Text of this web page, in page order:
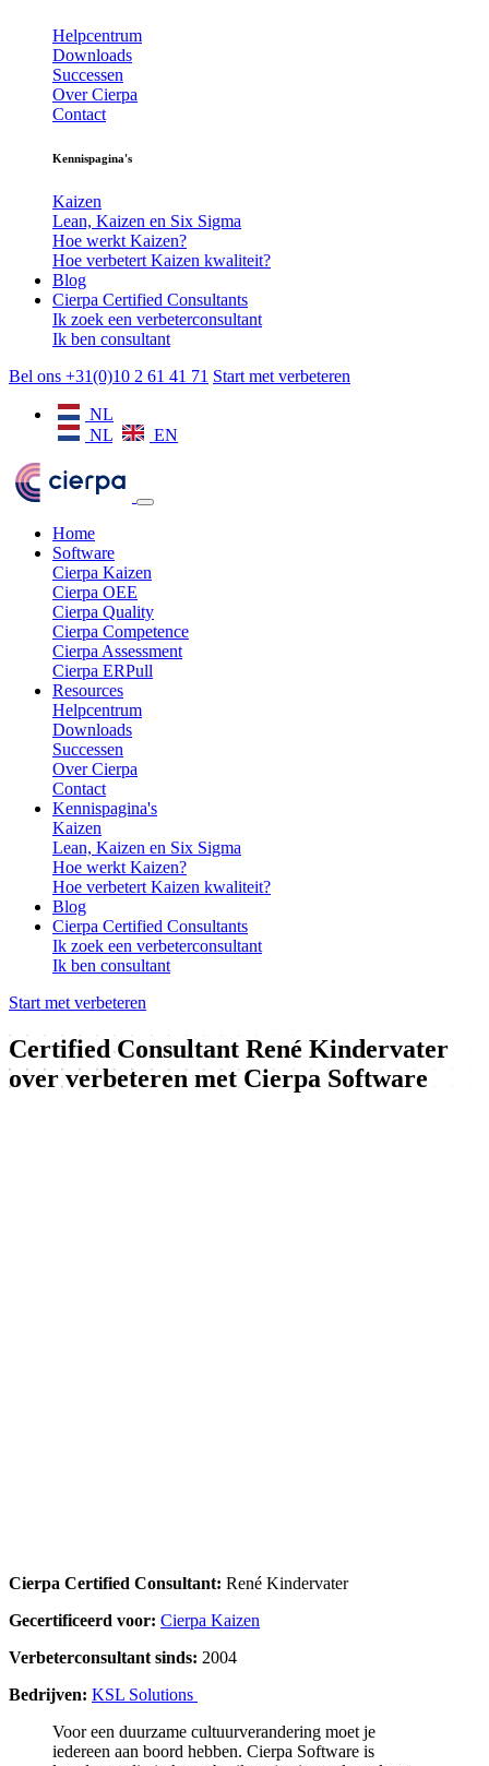
Helpcentrum
Downloads
Successen
Over Cierpa
Contact
Kennispagina's
Kaizen
Lean, Kaizen en Six Sigma
Hoe werkt Kaizen?
Hoe verbetert Kaizen kwaliteit?
Blog
Cierpa Certified Consultants
Ik zoek een verbeterconsultant
Ik ben consultant
Bel ons +31(0)10 2 61 41 71 Start met verbeteren
NL
NL
EN
Home
Software
Cierpa Kaizen
Cierpa OEE
Cierpa Quality
Cierpa Competence
Cierpa Assessment
Cierpa ERPull
Resources
Helpcentrum
Downloads
Successen
Over Cierpa
Contact
Kennispagina's
Kaizen
Lean, Kaizen en Six Sigma
Hoe werkt Kaizen?
Hoe verbetert Kaizen kwaliteit?
Blog
Cierpa Certified Consultants
Ik zoek een verbeterconsultant
Ik ben consultant
Start met verbeteren
Certified Consultant René Kindervater
over verbeteren met Cierpa Software
Cierpa Certified Consultant: René Kindervater
Gecertificeerd voor: Cierpa Kaizen
Verbeterconsultant sinds: 2004
Bedrijven: KSL Solutions
Voor een duurzame cultuurverandering moet je
iedereen aan boord hebben. Cierpa Software is